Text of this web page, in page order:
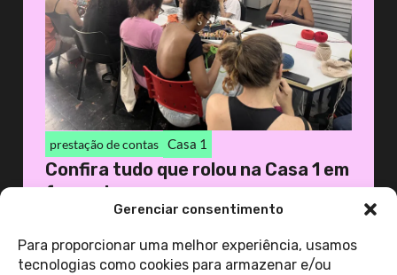
Gerenciar consentimento
Para proporcionar uma melhor experiência, usamos
tecnologias como cookies para armazenar e/ou
prestação de contas Casa 1
Confira tudo que rolou na Casa 1 em
fevereiro
17 de março de 2026